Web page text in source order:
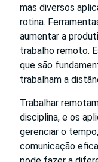
mas diversos
rotina.
aumentar a
trabalho remoto.
que são
trabalham a
Trabalhar
disciplina, e os
gerenciar o
comunicação